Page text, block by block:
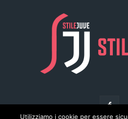
Utilizziamo i cookie per essere